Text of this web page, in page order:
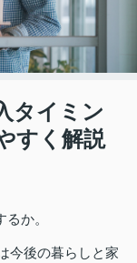
タイミン
すく解説
か。
今後の暮らしと家